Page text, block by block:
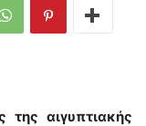
της αιγυπτιακής